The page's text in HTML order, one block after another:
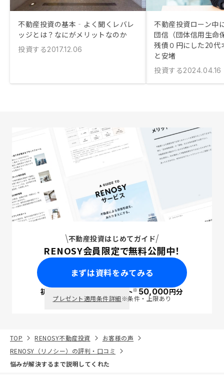
不動産投資の基本‐よく聞くレバレ
ッジとは？なにがメリットなのか
投資する2017.12.06
不動産投資ローン中
団信（団体信用生命
残債０円にした20代
と安堵
投資する2024.04.16
不動産投資はじめてガイド
RENOSY会員限定で無料公開中！
まずは資料をみてみる
初回面談で ポイント※50,000円分
プレゼント適用条件詳細※条件・上限あり
TOP RENOSY不動産投資
お客様の声
RENOSY（リノシー）の評判・口コミ
悩みが解決するまで説明してくれた